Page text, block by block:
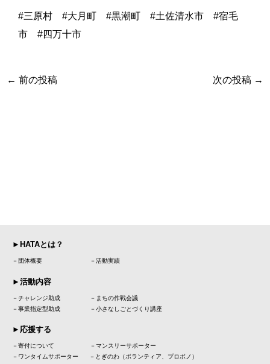
#三原村 #大月町 #黒潮町 #土佐清水市 #宿毛
市 #四万十市
← 前の投稿 次の投稿 →
►HATAとは？
－団体概要 －活動実績
►活動内容
－チャレンジ助成 －まちの作戦会議
－事業指定型助成 －小さなしごとづくり講座
►応援する
－寄付について －マンスリーサポーター
－ワンタイムサポーター －とぎのわ（ボランティア、プロボノ）